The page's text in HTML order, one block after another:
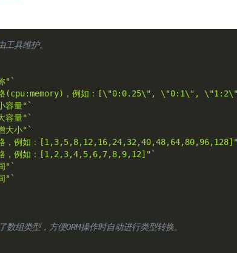
具维护。
"`
(cpu:memory)，例如：[\"0:0.25\", \"0:1\",
容量"`
容量"`
大小"`
，例如：
，例如：[1,2,3,4,5,6,7,8,9,12]"`
"`
"`
类型，方便ORM操作时自动进行类型转换。